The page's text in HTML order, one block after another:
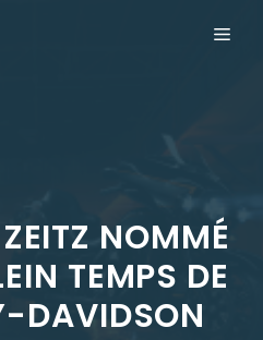
NOMMÉ
TEMPS DE
DAVIDSON